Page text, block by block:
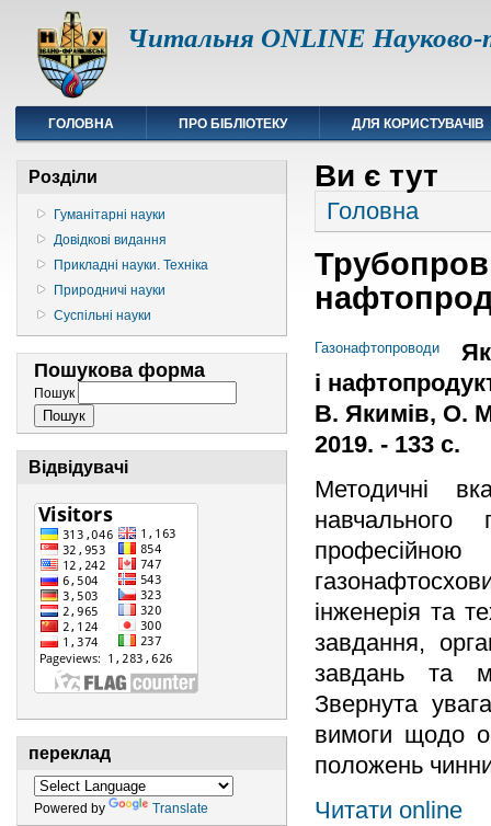
Читальня ONLINE Науково-
ГОЛОВНА ПРО БІБЛІОТЕКУ ДЛЯ КОРИСТУВАЧІВ
Розділи
Гуманітарні науки
Довідкові видання
Прикладні науки. Техніка
Природничі науки
Суспільні науки
Пошукова форма
Пошук
Відвідувачі
переклад
Powered by Translate
Ви є тут
Головна
Газонафтопроводи
і
В. Якимів, О.
2019. - 133 с.
Методичні
навчального
інженерія та
завдання,
завдань та
Звернута
вимоги щодо
положень
Читати online